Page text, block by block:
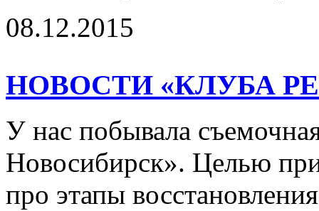
08.12.2015
НОВОСТИ «КЛУБА
У нас побывала
Новосибирск». Целью
про этапы